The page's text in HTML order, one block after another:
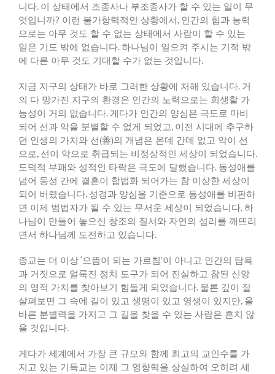
니다. 이 상태에서 조종사나 부조종사가 할 수 있는 일이 무
엇입니까? 이런 불가항력적인 상황에서, 인간의 힘과 능력
으로는 아무 것도 할 수 없는 상태에서 사람이 할 수 있는
일은 기도 밖에 없습니다.하나님이 일으켜 주시는 기적 밖
에 다른 아무 것도 기대할 수가 없는 것입니다.
지금 지구의 상태가 바로 그러한 상황에 처해 있습니다. 거
의 다 망가진 지구의 환경은 인간의 노력으로는 회생할 가
능성이 거의 없습니다. 게다가 인간의 양심은 극도로 마비
되어 선과 악을 분별할 수 없게 되었고, 이전 시대에 추구하
던 인생의 가치와 선(善)의 개념은 온데 간데 없고 악이 선
으로, 선이 악으로 취급되는 비정상적인 세상이 되었습니다.
도덕적 부패와 성적인 타락은 극도에 달했습니다. 동성애를
넘어 동성 간에 결혼이 합법화 되어가는 참 이상한 세상이
되어 버렸습니다. 성경과 양심을 기준으로 동성애를 비판하
면 이제 범법자가 될 수 있는 무서운 세상이 되었습니다.하
나님이 만들어 놓으신 창조의 질서와 자연의 섭리를 깨뜨리
면서 하나님께 도전하고 있습니다.
종교는 더 이상‘으뜸이 되는 가르침’이 아니고 인간의 탐욕
과 거짓으로 얼룩진 정치 도구가 되어 진실하고 참된 신앙
의 영적 가치를 찾아보기 힘들게 되었습니다. 물론 깊이 잘
살펴보면 그 속에 길이 있고 생명이 있고 영생이 있지만, 올
바른 분별력을 가지고 그 길을 찾을 수 있는 사람은 흔치 않
을 것입니다.
게다가 세계에서 가장 큰 규모와 함께 최고의 교인수를 가
지고 있는 기독교는 이제 그 영향력을 상실하여 오히려 세